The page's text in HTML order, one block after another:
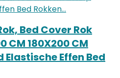
Bed Cover Rok
CM 180X200 CM
Effen Bed